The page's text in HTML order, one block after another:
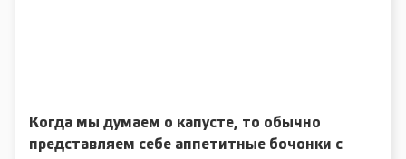
Когда мы думаем о капусте, то обычно
представляем себе аппетитные бочонки с